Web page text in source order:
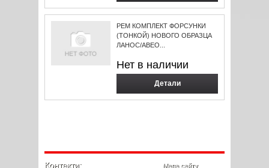
РЕМ КОМПЛЕКТ ФОРСУНКИ
(ТОНКОЙ) НОВОГО ОБРАЗЦА
ЛАНОС/АВЕО...
Нет в наличии
Детали
Контакти: Мапа сайту